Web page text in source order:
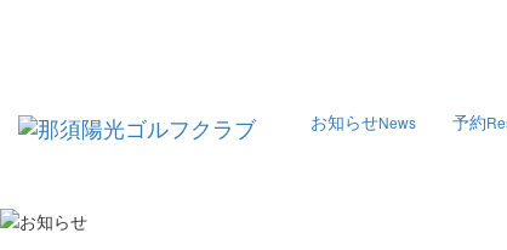
お知らせNews 予約